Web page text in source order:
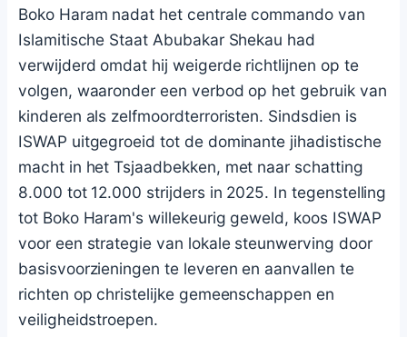
Boko Haram nadat het centrale commando van
Islamitische Staat Abubakar Shekau had
verwijderd omdat hij weigerde richtlijnen op te
volgen, waaronder een verbod op het gebruik van
kinderen als zelfmoordterroristen. Sindsdien is
ISWAP uitgegroeid tot de dominante jihadistische
macht in het Tsjaadbekken, met naar schatting
8.000 tot 12.000 strijders in 2025. In tegenstelling
tot Boko Haram's willekeurig geweld, koos ISWAP
voor een strategie van lokale steunwerving door
basisvoorzieningen te leveren en aanvallen te
richten op christelijke gemeenschappen en
veiligheidstroepen.